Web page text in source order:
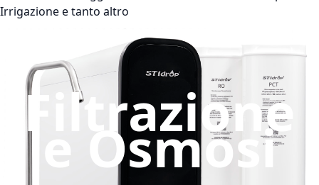
Irrigazione e tanto altro
Filtrazione
e Osmosi